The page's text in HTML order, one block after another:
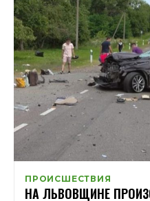
ПРОИСШЕСТВИЯ
НА ЛЬВОВЩИНЕ